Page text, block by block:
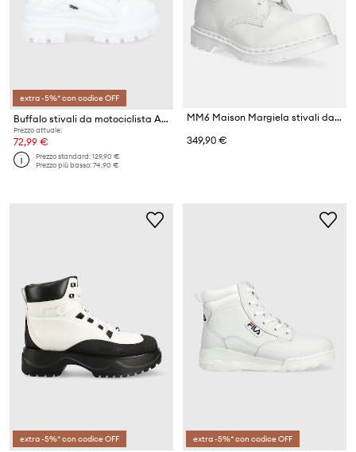
extra -5%* con codice OFF
Buffalo stivali da motociclista ASPHA NC MID
Prezzo attuale:
72,99 €
Prezzo standard:129,90 €
Prezzo più basso:74,90 €
MM6 Maison Margiela stivali da motociclista in pelle
349,90 €
extra -5%* con codice OFF extra -5%* con codice OFF